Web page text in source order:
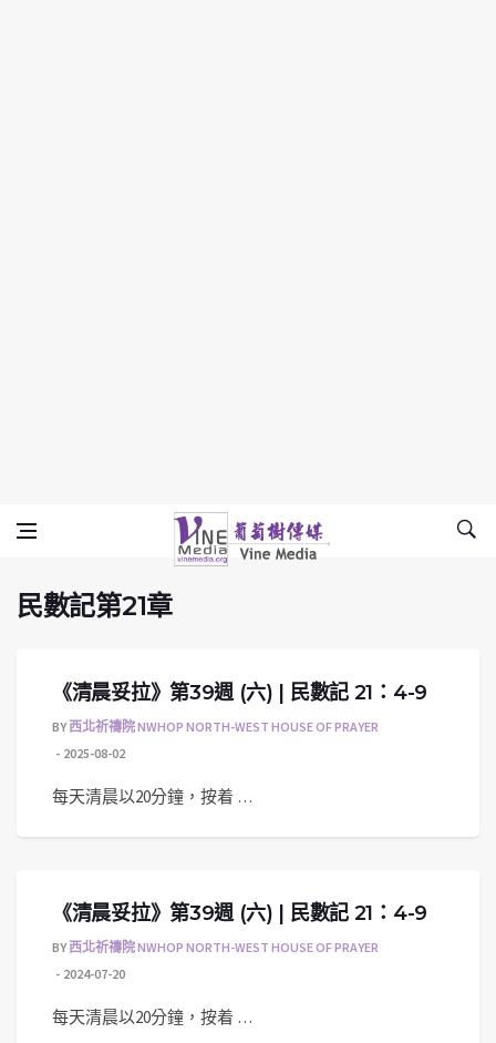
民數記第21章
Vine Media
葡萄樹傳媒
民數記第21章
《清晨妥拉》第39週 (六) | 民數記 21：4-9
BY西北祈禱院 NWHOP NORTH-WEST HOUSE OF PRAYER
2025-08-02
每天清晨以20分鐘，按着 …
《清晨妥拉》第39週 (六) | 民數記 21：4-9
BY西北祈禱院 NWHOP NORTH-WEST HOUSE OF PRAYER
2024-07-20
每天清晨以20分鐘，按着 …